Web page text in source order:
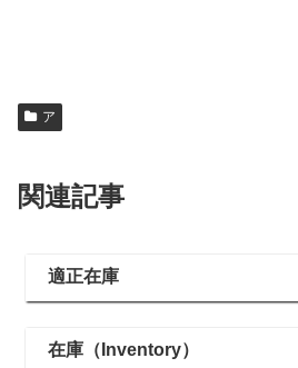
ア
関連記事
適正在庫
在庫（Inventory）